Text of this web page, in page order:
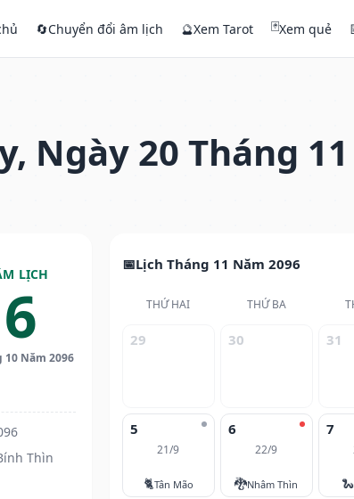
🔄Chuyển đổi âm lịch 🔮Xem Tarot 🃏Xem quẻ
Ngày 20 Tháng
LỊCH
6
10 Năm 2096
Thìn
Lịch Tháng 11 Năm 2096
THỨ HAI THỨ BA
29 30 31
5
21/9
🐈Tân Mão
6
22/9
🐉Nhâm Thìn
7
🐍